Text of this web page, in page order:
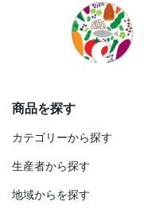
商品を探す
カテゴリーから探す
生産者から探す
地域からを探す